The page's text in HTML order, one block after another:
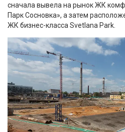
сначала вывела на рынок ЖК
Парк Сосновка», а затем
ЖК бизнес-класса Svetlana Park.